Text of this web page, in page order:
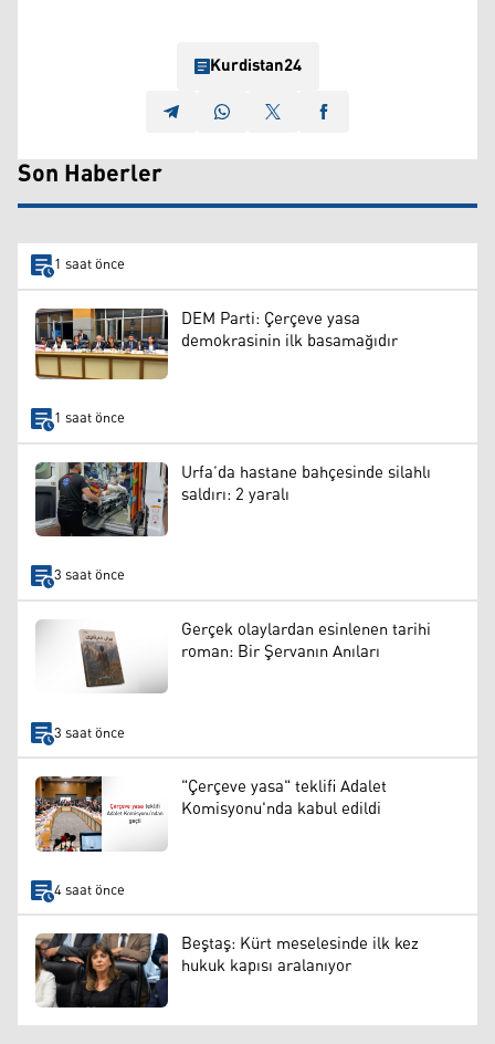
Kurdistan24
Son Haberler
1 saat önce
DEM Parti: Çerçeve yasa
demokrasinin ilk basamağıdır
1 saat önce
Urfa’da hastane bahçesinde silahlı
saldırı: 2 yaralı
3 saat önce
Gerçek olaylardan esinlenen tarihi
roman: Bir Şervanın Anıları
3 saat önce
"Çerçeve yasa" teklifi Adalet
Komisyonu'nda kabul edildi
4 saat önce
Beştaş: Kürt meselesinde ilk kez
hukuk kapısı aralanıyor